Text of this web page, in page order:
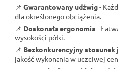
📌 Gwarantowany udźwig-
dla określonego obciążenia.
📌 Doskonała ergonomia -
wysokości półki.
📌 Bezkonkurencyjny stosunek
jakość wykonania w uczciwej